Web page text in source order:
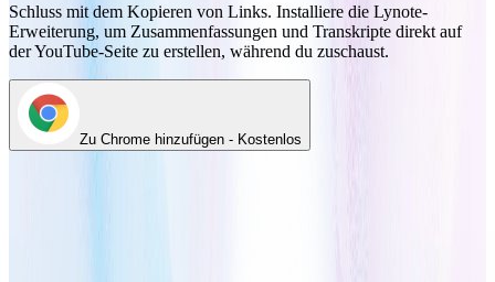
Schluss mit dem Kopieren von Links. Installiere die Lynote-
Erweiterung, um Zusammenfassungen und Transkripte direkt auf
der YouTube-Seite zu erstellen, während du zuschaust.
Zu Chrome hinzufügen - Kostenlos